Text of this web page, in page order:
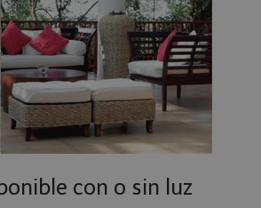
con o sin luz